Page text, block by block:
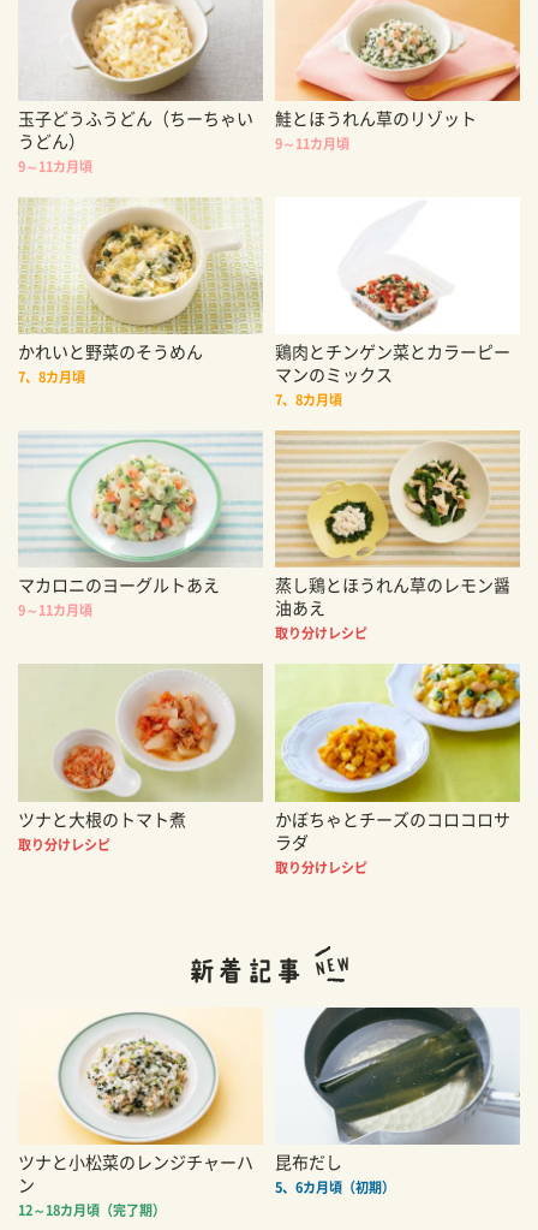
玉子どうふうどん（ちーちゃい
うどん）
9～11カ月頃
鮭とほうれん草のリゾット
9～11カ月頃
かれいと野菜のそうめん
7、8カ月頃
鶏肉とチンゲン菜とカラーピー
マンのミックス
7、8カ月頃
マカロニのヨーグルトあえ
9～11カ月頃
蒸し鶏とほうれん草のレモン醤
油あえ
取り分けレシピ
ツナと大根のトマト煮
取り分けレシピ
かぼちゃとチーズのコロコロサ
ラダ
取り分けレシピ
ツナと小松菜のレンジチャーハ
ン
12～18カ月頃（完了期）
昆布だし
5、6カ月頃（初期）